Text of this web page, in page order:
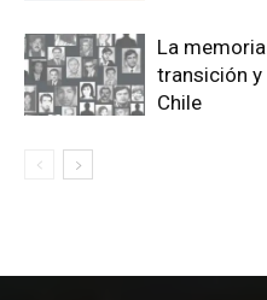
La
transición y
Chile